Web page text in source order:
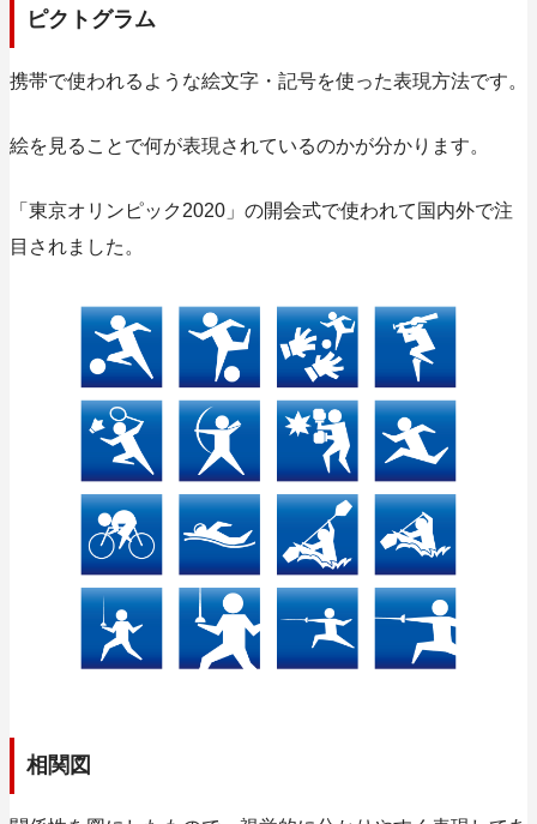
ピクトグラム
携帯で使われるような絵文字・記号を使った表現方法です。
絵を見ることで何が表現されているのかが分かります。
「東京オリンピック2020」の開会式で使われて国内外で注
目されました。
相関図